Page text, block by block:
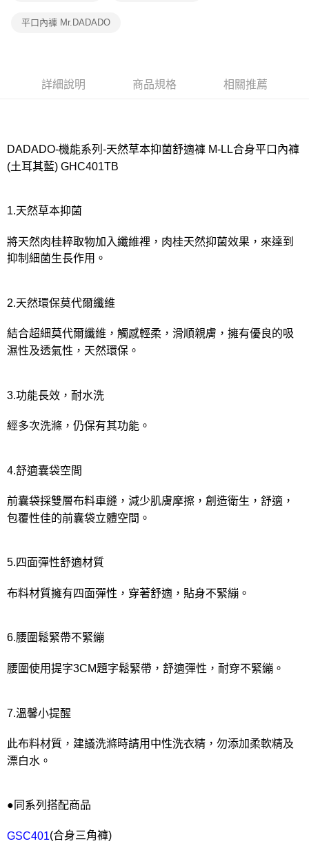
付款後門市自取
平口內褲 Mr.DADADO
詳細說明 商品規格 相關推薦
DADADO-機能系列-天然草本抑菌舒適褲 M-LL合身平口內褲
(土耳其藍) GHC401TB
1.天然草本抑菌
將天然肉桂粹取物加入纖維裡，肉桂天然抑菌效果，來達到
抑制細菌生長作用。
2.天然環保莫代爾纖維
結合超細莫代爾纖維，觸感輕柔，滑順親膚，擁有優良的吸
濕性及透氣性，天然環保。
3.功能長效，耐水洗
經多次洗滌，仍保有其功能。
4.舒適囊袋空間
前囊袋採雙層布料車縫，減少肌膚摩擦，創造衛生，舒適，
包覆性佳的前囊袋立體空間。
5.四面彈性舒適材質
布料材質擁有四面彈性，穿著舒適，貼身不緊繃。
6.腰圍鬆緊帶不緊繃
腰圍使用提字3CM題字鬆緊帶，舒適彈性，耐穿不緊繃。
7.溫馨小提醒
此布料材質，建議洗滌時請用中性洗衣精，勿添加柔軟精及
漂白水。
●同系列搭配商品
GSC401(合身三角褲)